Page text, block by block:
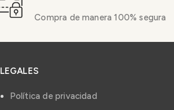
Compra de manera 100% segura
LEGALES
Política de privacidad